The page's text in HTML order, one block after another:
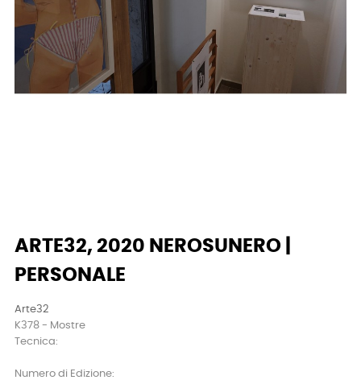
ARTE32, 2020 NEROSUNERO |
PERSONALE
Arte32
K378 - Mostre
Tecnica:
Numero di Edizione: